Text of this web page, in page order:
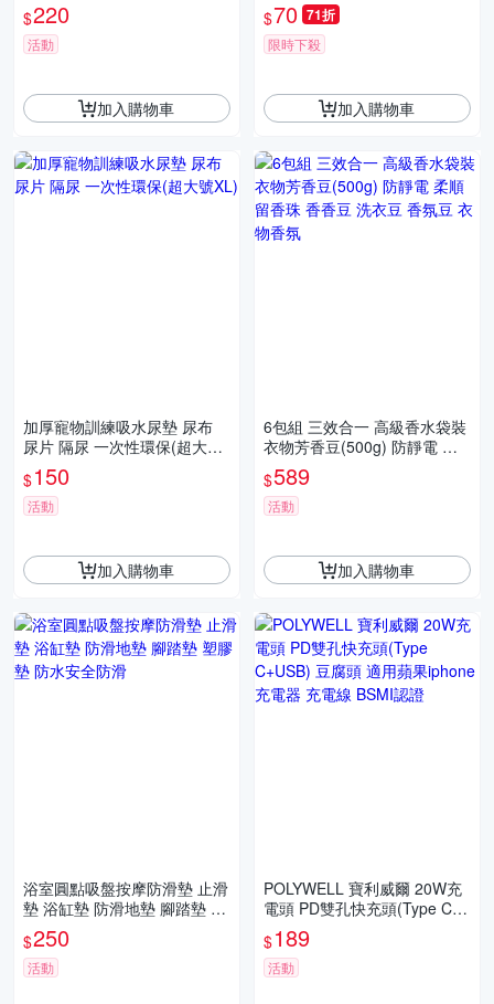
$220
活動
加入購物車
$70 71折
限時下殺
加入購物車
加厚寵物訓練吸水尿墊 尿布
尿片 隔尿 一次性環保(超大號
XL)
$150
活動
加入購物車
6包組 三效合一 高級香水袋裝
衣物芳香豆(500g) 防靜電 柔
順 留香珠 香香豆 洗衣豆 香氛
豆 衣物香氛
$589
活動
加入購物車
浴室圓點吸盤按摩防滑墊 止滑
墊 浴缸墊 防滑地墊 腳踏墊 塑
膠墊 防水安全防滑
$250
活動
POLYWELL 寶利威爾 20W充
電頭 PD雙孔快充頭(Type C+
USB) 豆腐頭 適用蘋果iphone
充電器 充電線 BSMI認證
$189
活動